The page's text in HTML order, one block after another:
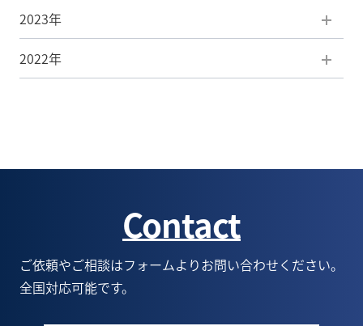
6月(5)
5月(5)
11月(7)
10月(5)
5月(9)
4月(8)
12月(3)
11月(4)
6月(6)
5月(6)
2023年
12月(3)
7月(6)
6月(9)
2022年
5月(1)
1月(1)
Contact
ご依頼やご相談はフォームよりお問い合わせください。
全国対応可能です。